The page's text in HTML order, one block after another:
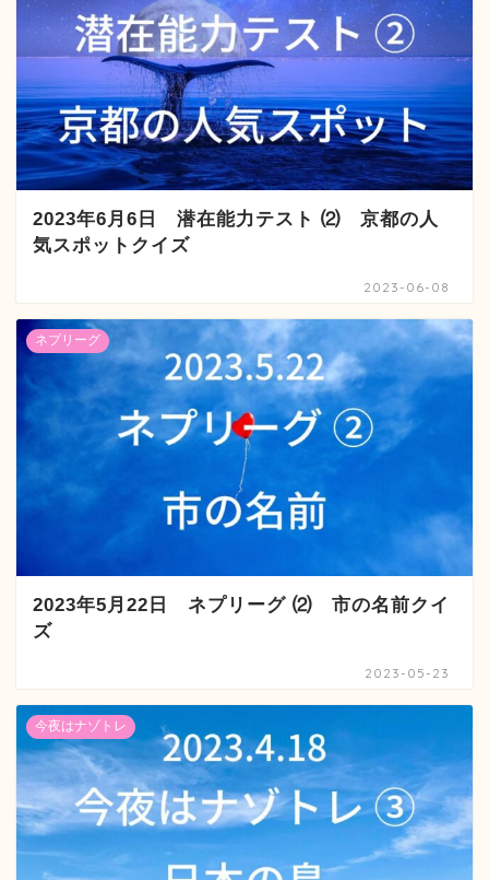
2023年6月6日 潜在能力テスト ⑵ 京都の人
気スポットクイズ
2023-06-08
ネプリーグ
2023年5月22日 ネプリーグ ⑵ 市の名前クイ
ズ
2023-05-23
今夜はナゾトレ